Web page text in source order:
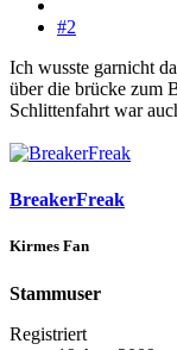
#2
Ich wusste garnicht
über die brücke zum
Schlittenfahrt war
BreakerFreak
Kirmes Fan
Stammuser
Registriert